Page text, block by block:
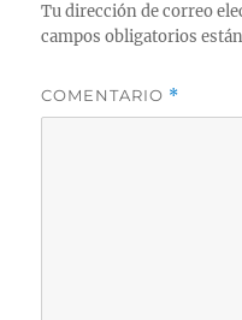
Tu dirección de correo
campos obligatorios
COMENTARIO *